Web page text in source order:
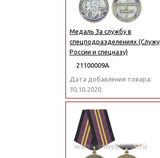
Медаль За службу в
спецподразделениях (Служу
России и спецназу)
21100009А
Дата добавления товара:
30.10.2020